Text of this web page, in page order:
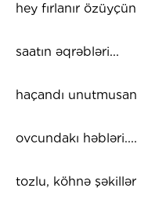
hey fırlanır özüyçün
saatın əqrəbləri...
haçandı unutmusan
ovcundakı həbləri....
tozlu, köhnə şəkillər